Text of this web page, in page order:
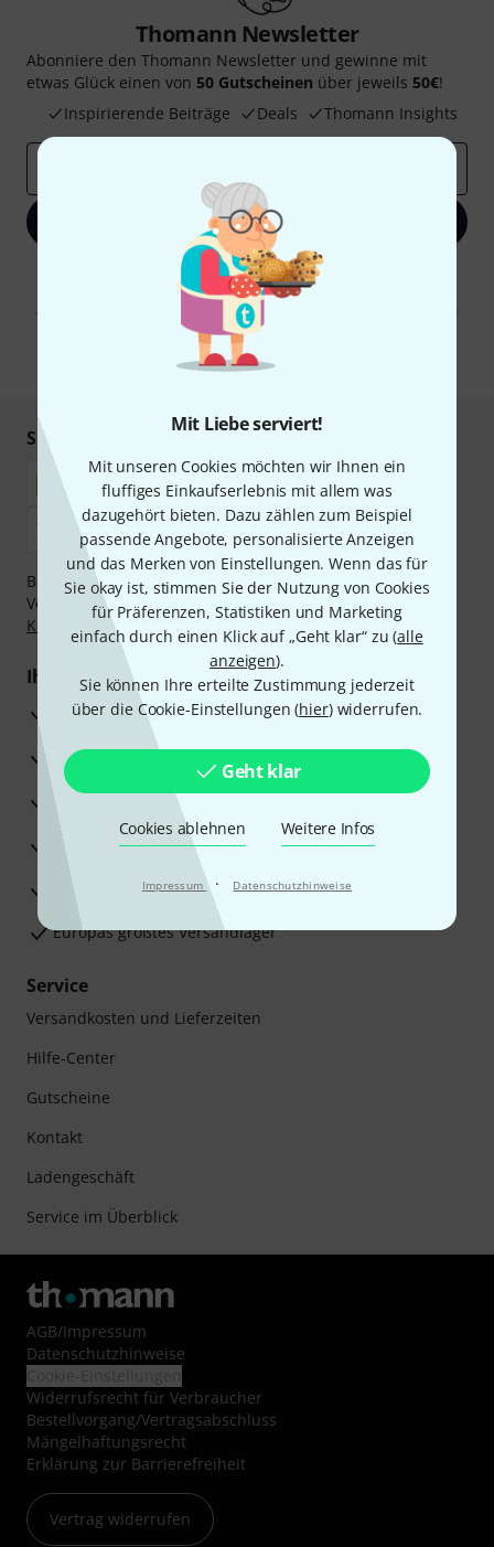
Mit Liebe serviert!
Mit unseren Cookies möchten wir Ihnen ein
fluffiges Einkaufserlebnis mit allem was
dazugehört bieten. Dazu zählen zum Beispiel
passende Angebote, personalisierte Anzeigen
und das Merken von Einstellungen. Wenn das für
Sie okay ist, stimmen Sie der Nutzung von Cookies
für Präferenzen, Statistiken und Marketing
einfach durch einen Klick auf „Geht klar“ zu (alle
anzeigen).
Sie können Ihre erteilte Zustimmung jederzeit
über die Cookie-Einstellungen (hier) widerrufen.
Geht klar
Cookies ablehnen Weitere Infos
Impressum · Datenschutzhinweise
Thomann Newsletter
Abonniere den Thomann Newsletter und gewinne mit
etwas Glück einen von 50 Gutscheinen über jeweils 50€!
Inspirierende Beiträge
Deals Thomann Insights
Jetzt anmelden
Mit Klick auf „Jetzt anmelden“ stimmen Sie dem Erhalt von E-Mail-
Werbung und einer Messung des E-Mail-Nutzungsverhaltens zu. Die
Abmeldung ist jederzeit möglich. Weitere Informationen finden Sie in
unseren
Datenschutzhinweisen
* Pflichtfeld
Sicher einkaufen & bezahlen
Bezahlen Sie vertraulich und sicher per Nachnahme,
Vorkasse, PayPal, Amazon Pay, Klarna Sofort bezahlen
Klarna Ratenzahlungoder Kreditkarte.
Ihre Vorteile
3 Jahre Thomann Garantie
30 Tage Money-Back-Garantie
Reparaturservice
Beratung durch Fachexperten
Zufriedenheitsgarantie
Europas größtes Versandlager
Service
Versandkosten und Lieferzeiten
Hilfe-Center
Gutscheine
Kontakt
Ladengeschäft
Service im Überblick
AGB/Impressum
Datenschutzhinweise
Widerrufsrecht für Verbraucher
Bestellvorgang/Vertragsabschluss
Mängelhaftungsrecht
Erklärung zur Barrierefreiheit
Vertrag widerrufen